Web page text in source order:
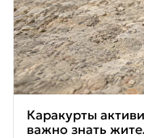
Каракурты
важно знать